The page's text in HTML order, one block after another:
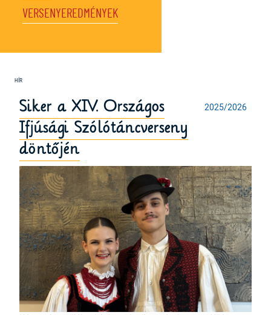
VERSENYEREDMÉNYEK
2025/2026
Siker a XIV. Országos
Ifjúsági Szólótáncverseny
döntőjén